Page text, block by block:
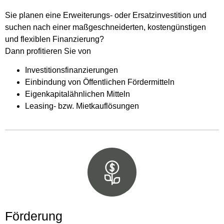
Sie planen eine Erweiterungs- oder Ersatzinvestition und
suchen nach einer maßgeschneiderten, kostengünstigen
und flexiblen Finanzierung?
Dann profitieren Sie von
Investitionsfinanzierungen
Einbindung von Öffentlichen Fördermitteln
Eigenkapitalähnlichen Mitteln
Leasing- bzw. Mietkauflösungen
Förderung